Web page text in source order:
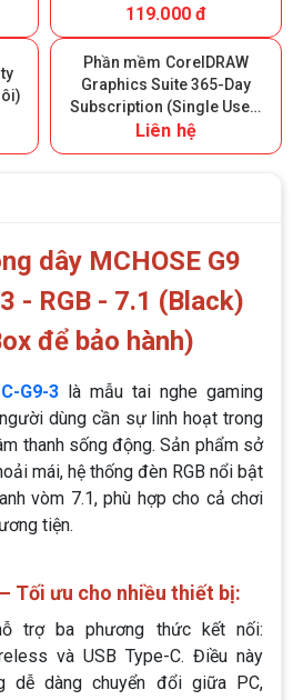
119.000 đ
Phần mềm CorelDRAW
Graphics Suite 365-Day
Subscription (Single User)
- 365 ngày
Liên hệ
dây MCHOSE G9
- RGB - 7.1 (Black)
để bảo hành)
G9-3 là mẫu tai nghe gaming
dùng cần sự linh hoạt trong
thanh sống động. Sản phẩm sở
mái, hệ thống đèn RGB nổi bật
vòm 7.1, phù hợp cho cả chơi
tiện.
Tối ưu cho nhiều thiết bị:
trợ ba phương thức kết nối:
và USB Type-C. Điều này
dễ dàng chuyển đổi giữa PC,